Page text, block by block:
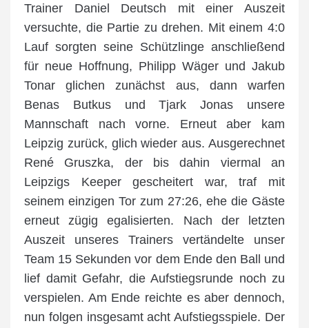
Trainer Daniel Deutsch mit einer Auszeit
versuchte, die Partie zu drehen. Mit einem 4:0
Lauf sorgten seine Schützlinge anschließend
für neue Hoffnung, Philipp Wäger und Jakub
Tonar glichen zunächst aus, dann warfen
Benas Butkus und Tjark Jonas unsere
Mannschaft nach vorne. Erneut aber kam
Leipzig zurück, glich wieder aus. Ausgerechnet
René Gruszka, der bis dahin viermal an
Leipzigs Keeper gescheitert war, traf mit
seinem einzigen Tor zum 27:26, ehe die Gäste
erneut zügig egalisierten. Nach der letzten
Auszeit unseres Trainers vertändelte unser
Team 15 Sekunden vor dem Ende den Ball und
lief damit Gefahr, die Aufstiegsrunde noch zu
verspielen. Am Ende reichte es aber dennoch,
nun folgen insgesamt acht Aufstiegsspiele. Der